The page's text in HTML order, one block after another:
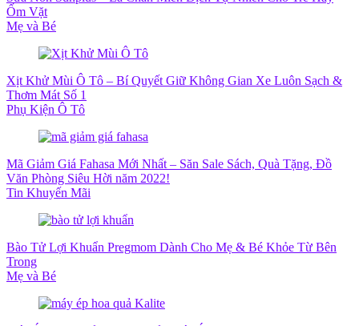
Ốm Vặt
Mẹ và Bé
Xịt Khử Mùi Ô Tô – Bí Quyết Giữ Không Gian Xe Luôn Sạch &
Thơm Mát Số 1
Phụ Kiện Ô Tô
Mã Giảm Giá Fahasa Mới Nhất – Săn Sale Sách, Quà Tặng, Đồ
Văn Phòng Siêu Hời năm 2022!
Tin Khuyến Mãi
Bào Tử Lợi Khuẩn Pregmom Dành Cho Mẹ & Bé Khỏe Từ Bên
Trong
Mẹ và Bé